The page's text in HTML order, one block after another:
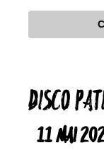
DISCO
11 MAI